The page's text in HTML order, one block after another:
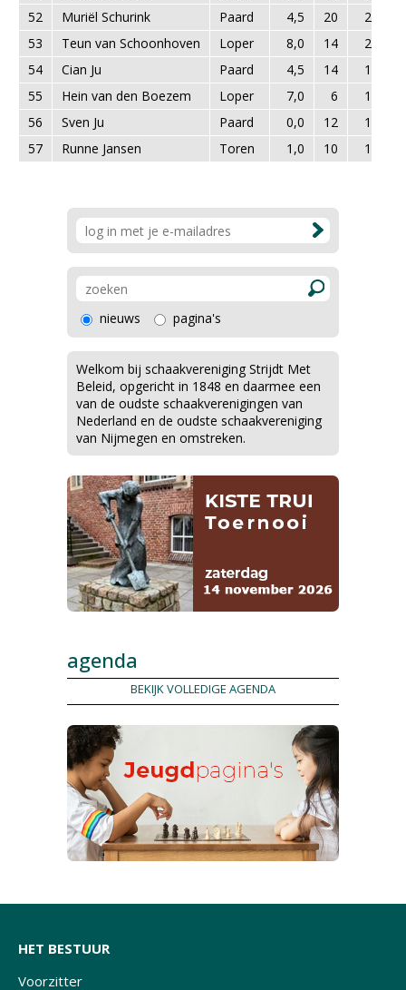
52
Muriël Schurink Paard 4,5 20
24,5
53
Teun van Schoonhoven Loper 8,0 14
22,0
54
Cian Ju Paard 4,5 14
18,5
55
Hein van den Boezem Loper 7,0 6
13,0
56
Sven Ju Paard 0,0 12
12,0
57
Runne Jansen Toren 1,0 10 11,0
nieuws pagina's
Welkom bij schaakvereniging Strijdt Met
Beleid, opgericht in 1848 en daarmee een
van de oudste schaakverenigingen van
Nederland en de oudste schaakvereniging
van Nijmegen en omstreken.
agenda
BEKIJK VOLLEDIGE AGENDA
HET BESTUUR
Voorzitter